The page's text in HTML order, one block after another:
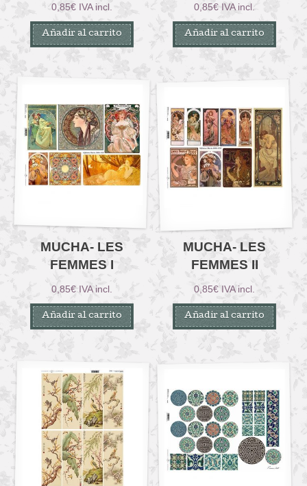
0,85€ IVA incl.
Añadir al carrito
0,85€ IVA incl.
Añadir al carrito
MUCHA- LES
FEMMES I
0,85€ IVA incl.
Añadir al carrito
MUCHA- LES
FEMMES II
0,85€ IVA incl.
Añadir al carrito